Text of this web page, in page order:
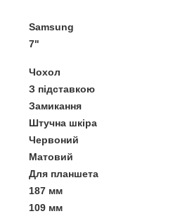
Samsung
7"
Чохол
З підставкою
Замикання
Штучна шкіра
Червоний
Матовий
Для планшета
187 мм
109 мм